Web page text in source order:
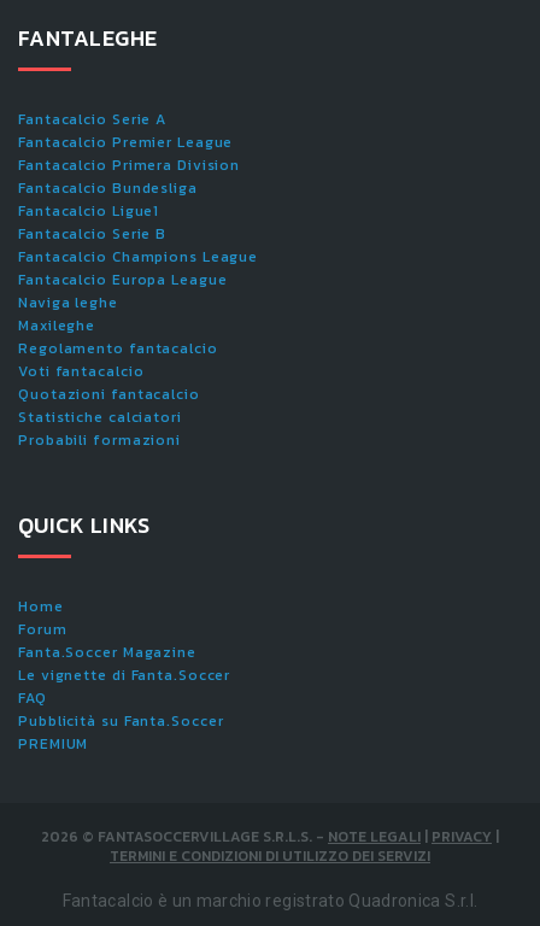
FANTALEGHE
Fantacalcio Serie A
Fantacalcio Premier League
Fantacalcio Primera Division
Fantacalcio Bundesliga
Fantacalcio Ligue1
Fantacalcio Serie B
Fantacalcio Champions League
Fantacalcio Europa League
Naviga leghe
Maxileghe
Regolamento fantacalcio
Voti fantacalcio
Quotazioni fantacalcio
Statistiche calciatori
Probabili formazioni
QUICK LINKS
Home
Forum
Fanta.Soccer Magazine
Le vignette di Fanta.Soccer
FAQ
Pubblicità su Fanta.Soccer
PREMIUM
2026 © FANTASOCCERVILLAGE S.R.L.S. - NOTE LEGALI | PRIVACY |
TERMINI E CONDIZIONI DI UTILIZZO DEI SERVIZI
Fantacalcio è un marchio registrato Quadronica S.r.l.